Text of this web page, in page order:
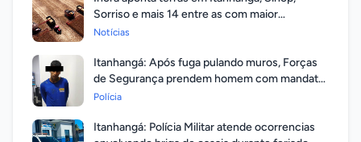
Sorriso e mais 14 entre as com maior
valorização
Notícias
Itanhangá: Após fuga pulando muros, Forças
de Segurança prendem homem com mandato
em aberto por homicídio
Polícia
Itanhangá: Polícia Militar atende ocorrencias